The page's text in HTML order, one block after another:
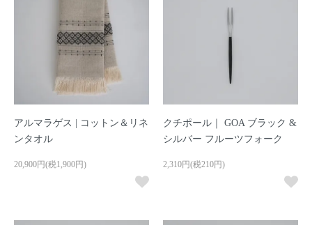
アルマラゲス | コットン＆リネ
ンタオル
20,900円(税1,900円)
クチポール｜ GOA ブラック &
シルバー フルーツフォーク
2,310円(税210円)